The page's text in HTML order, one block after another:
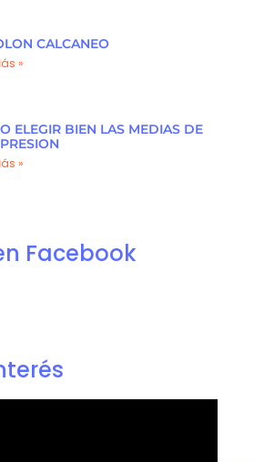
CALCANEO
»
ELEGIR BIEN LAS MEDIAS DE
»
Facebook